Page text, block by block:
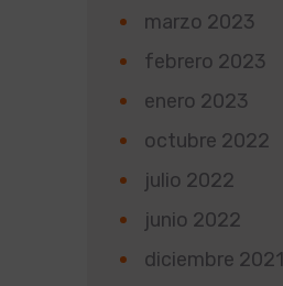
marzo 2023
febrero 2023
enero 2023
octubre 2022
julio 2022
junio 2022
diciembre 2021